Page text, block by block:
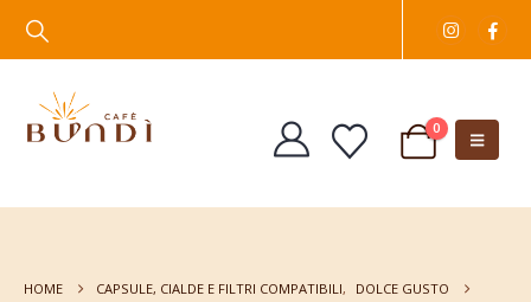
0
HOME CAPSULE, CIALDE E FILTRI COMPATIBILI,
DOLCE GUSTO